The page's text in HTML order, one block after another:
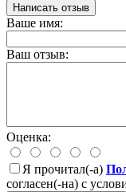
Написать отзыв
Ваше имя:
Ваш отзыв:
Оценка:
Я прочитал(-а)
согласен(-на) с